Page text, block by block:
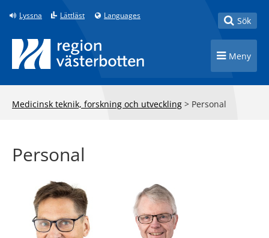
Till innehåll på sidan
Lyssna Lättläst Languages Toggle
Sök
Toggle
Meny
Medicinsk teknik, forskning och utveckling > Personal
Personal